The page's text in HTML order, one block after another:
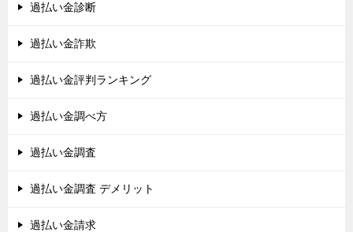
過払い金診断
過払い金詐欺
過払い金評判ランキング
過払い金調べ方
過払い金調査
過払い金調査 デメリット
過払い金請求